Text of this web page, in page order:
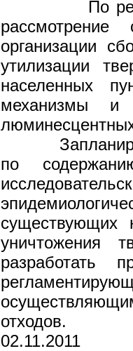
По
рассмотрение
организации
утилизации
населенных
механизмы и
по
существующих
уничтожения
разработать
отходов.
02.11.2011